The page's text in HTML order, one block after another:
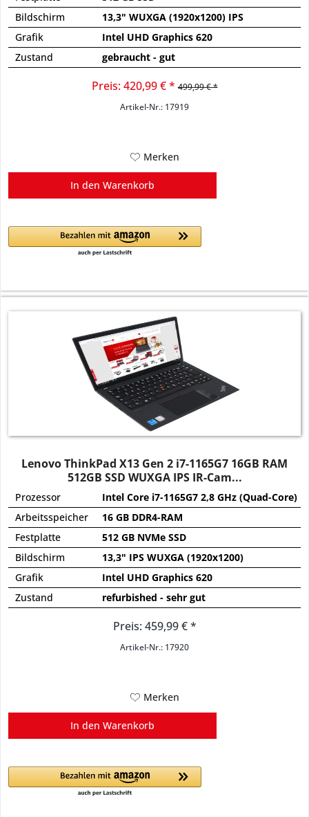
Bildschirm
13,3" WUXGA (1920x1200) IPS
Grafik
Intel UHD Graphics 620
Zustand
gebraucht - gut
Preis: 420,99 € * 499,99 € *
Artikel-Nr.: 17919
Merken
In den Warenkorb
Lenovo ThinkPad X13 Gen 2 i7-1165G7 16GB RAM
512GB SSD WUXGA IPS IR-Cam...
Prozessor
Intel Core i7-1165G7 2,8 GHz (Quad-Core)
Arbeitsspeicher
16 GB DDR4-RAM
Festplatte
512 GB NVMe SSD
Bildschirm
13,3" IPS WUXGA (1920x1200)
Grafik
Intel UHD Graphics 620
Zustand
refurbished - sehr gut
Preis: 459,99 € *
Artikel-Nr.: 17920
Merken
In den Warenkorb